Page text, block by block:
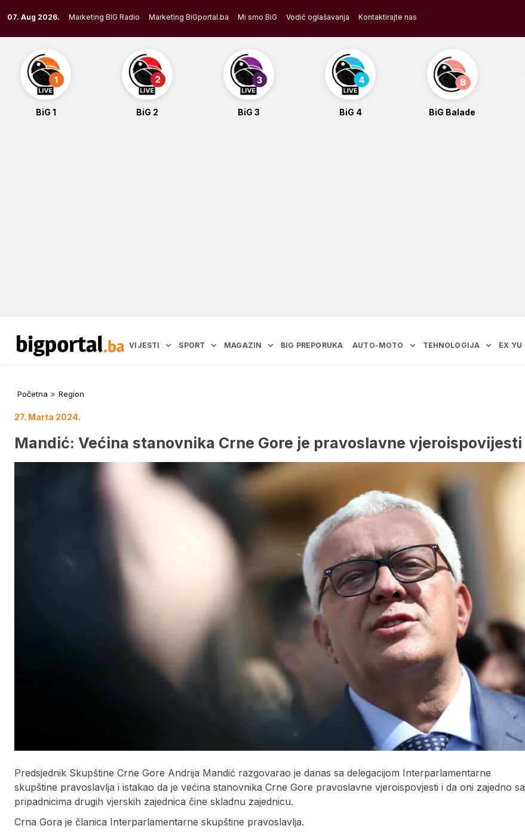
to
content
07. Aug 2026. Marketing BIG Radio Marketing BiGportal.ba Mi smo BiG Vodič oglašavanja Kontaktirajte nas
BiG 1 BiG 2 BiG 3 BiG 4 BiG Balade
VIJESTI SPORT MAGAZIN BIG PREPORUKA AUTO-MOTO TEHNOLOGIJA EX YU
Početna » Region
27. Marta 2024.
Mandić: Većina stanovnika Crne Gore je pravoslavne vjeroispovijesti
Predsjednik Skupštine Crne Gore Andrija Mandić razgovarao je danas sa delegacijom Interparlamentarne
skupštine pravoslavlja i istakao da je većina stanovnika Crne Gore pravoslavne vjeroispovjesti i da oni zajedno sa
pripadnicima drugih vjerskih zajednica čine skladnu zajednicu.
Crna Gora je članica Interparlamentarne skupštine pravoslavlja.